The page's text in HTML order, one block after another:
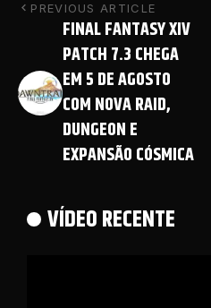
PREVIOUS ARTICLE
FINAL FANTASY XIV
PATCH 7.3 CHEGA
EM 5 DE AGOSTO
COM NOVA RAID,
DUNGEON E
EXPANSÃO CÓSMICA
VÍDEO RECENTE